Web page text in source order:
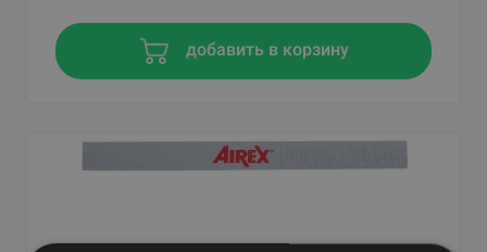
добавить в корзину